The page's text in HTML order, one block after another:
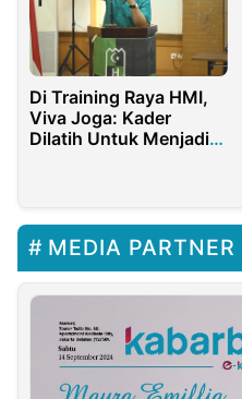
Di Training Raya HMI,
Viva Joga: Kader
Dilatih Untuk Menjadi
MEDIA PARTNER